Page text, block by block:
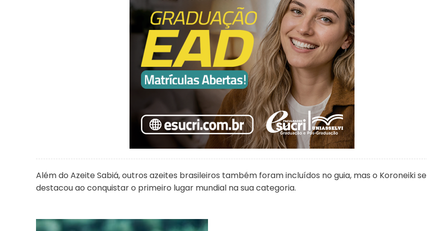
Além do Azeite Sabiá, outros azeites brasileiros também foram incluídos no guia, mas o Koroneiki se
destacou ao conquistar o primeiro lugar mundial na sua categoria.